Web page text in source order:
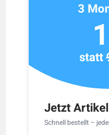
Jetzt
Schnell bestellt –
3
statt